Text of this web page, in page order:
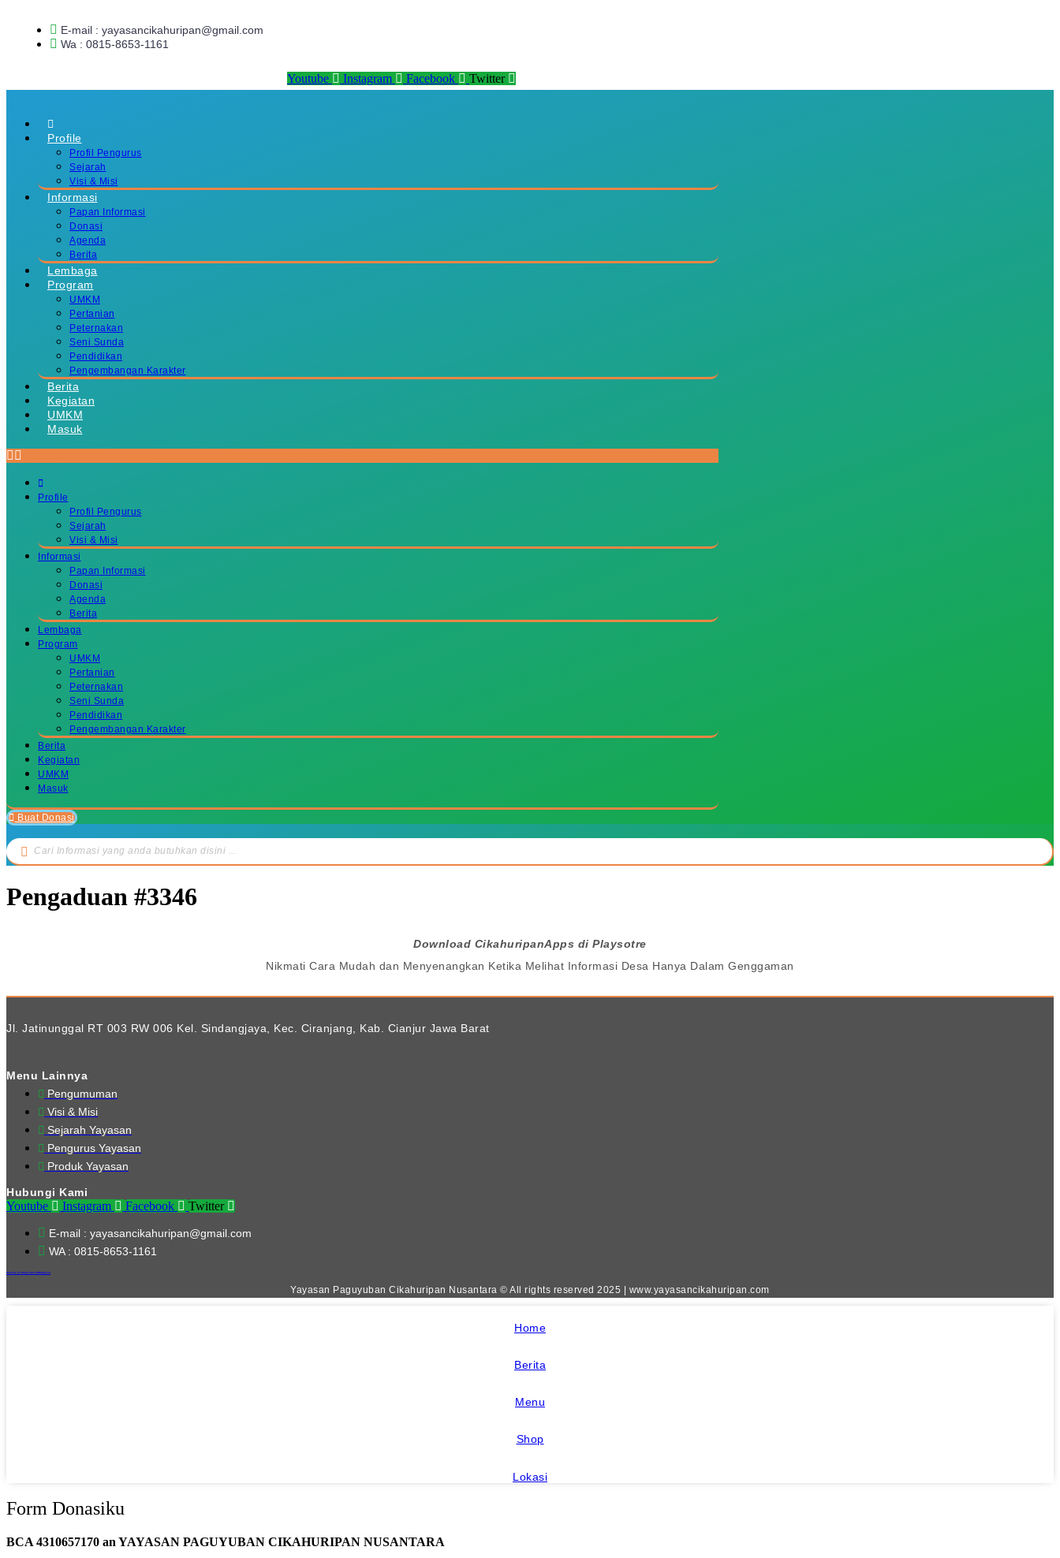
content
E-mail : yayasancikahuripan@gmail.com
Wa : 0815-8653-1161
Youtube Instagram Facebook Twitter
Profile
Profil Pengurus
Sejarah
Visi & Misi
Informasi
Papan Informasi
Donasi
Agenda
Berita
Lembaga
Program
UMKM
Pertanian
Peternakan
Seni Sunda
Pendidikan
Pengembangan Karakter
Berita
Kegiatan
UMKM
Masuk
Profile
Profil Pengurus
Sejarah
Visi & Misi
Informasi
Papan Informasi
Donasi
Agenda
Berita
Lembaga
Program
UMKM
Pertanian
Peternakan
Seni Sunda
Pendidikan
Pengembangan Karakter
Berita
Kegiatan
UMKM
Masuk
Buat Donasi
Search
...
Pengaduan #3346
Download CikahuripanApps di Playsotre
Nikmati Cara Mudah dan Menyenangkan Ketika Melihat Informasi Desa Hanya Dalam Genggaman
Jl. Jatinunggal RT 003 RW 006 Kel. Sindangjaya, Kec. Ciranjang, Kab. Cianjur Jawa Barat
Menu Lainnya
Pengumuman
Visi & Misi
Sejarah Yayasan
Pengurus Yayasan
Produk Yayasan
Hubungi Kami
Youtube Instagram Facebook Twitter
E-mail : yayasancikahuripan@gmail.com
WA : 0815-8653-1161
Website Ini Dibuat Oleh RRDigital.id
Yayasan Paguyuban Cikahuripan Nusantara © All rights reserved 2025 | www.yayasancikahuripan.com
Home
Berita
Menu
Shop
Lokasi
Form Donasiku
BCA 4310657170 an YAYASAN PAGUYUBAN CIKAHURIPAN NUSANTARA